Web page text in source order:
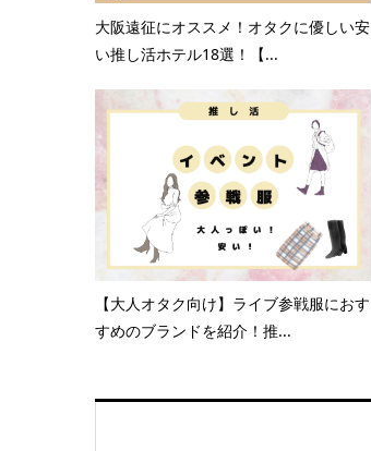
大阪遠征にオススメ！オタクに優しい安
い推し活ホテル18選！【...
【大人オタク向け】ライブ参戦服におす
すめのブランドを紹介！推...